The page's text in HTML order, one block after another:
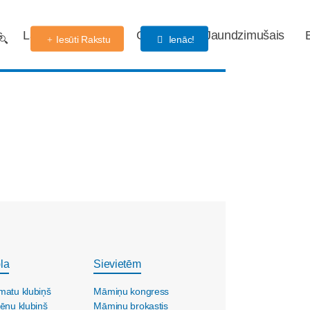
Labdarības fonds Gaidības Jaundzimušais
Iesūti Rakstu Ienāc!
klubiņš
klubiņš
Sievietēm
Māmiņu kongress
Māmiņu brokastis